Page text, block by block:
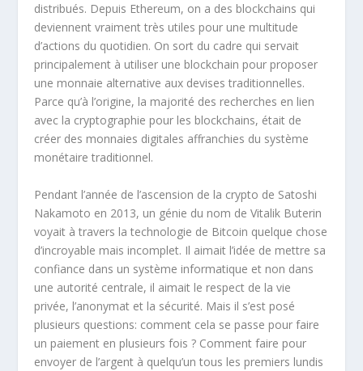
distribués. Depuis Ethereum, on a des blockchains qui
deviennent vraiment très utiles pour une multitude
d’actions du quotidien. On sort du cadre qui servait
principalement à utiliser une blockchain pour proposer
une monnaie alternative aux devises traditionnelles.
Parce qu’à l’origine, la majorité des recherches en lien
avec la cryptographie pour les blockchains, était de
créer des monnaies digitales affranchies du système
monétaire traditionnel.
Pendant l’année de l’ascension de la crypto de Satoshi
Nakamoto en 2013, un génie du nom de Vitalik Buterin
voyait à travers la technologie de Bitcoin quelque chose
d’incroyable mais incomplet. Il aimait l’idée de mettre sa
confiance dans un système informatique et non dans
une autorité centrale, il aimait le respect de la vie
privée, l’anonymat et la sécurité. Mais il s’est posé
plusieurs questions: comment cela se passe pour faire
un paiement en plusieurs fois ? Comment faire pour
envoyer de l’argent à quelqu’un tous les premiers lundis